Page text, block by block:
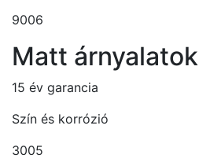
9006
Matt árnyalatok
15 év garancia
Szín és korrózió
3005